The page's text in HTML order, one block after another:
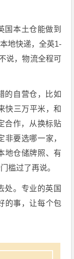
国本土仓能做到
地快递，全英1-
说，物流全程可
的自营仓，比如
快三万平米，和
合作，从换标贴
要选哪一家，
地仓储牌照、有
槛过了再说。
处。专业的英国
的事，让每个包